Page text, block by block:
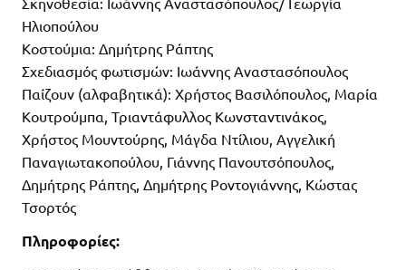
Ηλιοπούλου
Κοστούμια: Δημήτρης Ράπτης
Σχεδιασμός φωτισμών: Ιωάννης Αναστασόπουλος
Παίζουν (αλφαβητικά): Χρήστος Βασιλόπουλος, Μαρία
Κουτρούμπα, Τριαντάφυλλος Κωνσταντινάκος,
Χρήστος Μουντούρης, Μάγδα Ντίλιου, Αγγελική
Παναγιωτακοπούλου, Γιάννης Πανουτσόπουλος,
Δημήτρης Ράπτης, Δημήτρης Ροντογιάννης, Κώστας
Τσορτός
Πληροφορίες: